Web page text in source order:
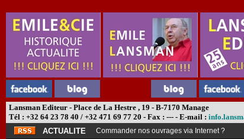
Lansman Editeur - Place de La Hestre , 19 - B-7170 Manage
Tél : +32 64 23 78 40 / +32 471 69 77 20 - Fax : --- - E-mail :
ACTUALITE Abonnement théâtre ?